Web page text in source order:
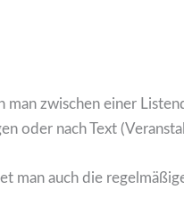
man zwischen einer
oder nach Text
man auch die